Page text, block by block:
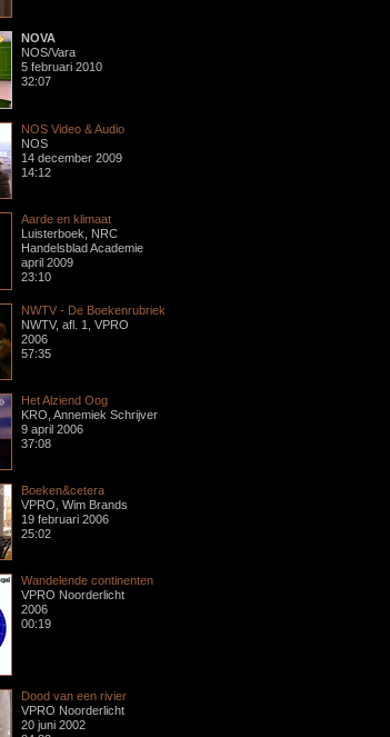
NOVA
NOS/Vara
5 februari 2010
32:07
NOS Video & Audio
NOS
14 december 2009
14:12
Aarde en klimaat
Luisterboek, NRC
Handelsblad Academie
april 2009
23:10
NWTV - De Boekenrubriek
NWTV, afl. 1, VPRO
2006
57:35
Het Alziend Oog
KRO, Annemiek Schrijver
9 april 2006
37:08
Boeken&cetera
VPRO, Wim Brands
19 februari 2006
25:02
Wandelende continenten
VPRO Noorderlicht
2006
00:19
Dood van een rivier
VPRO Noorderlicht
20 juni 2002